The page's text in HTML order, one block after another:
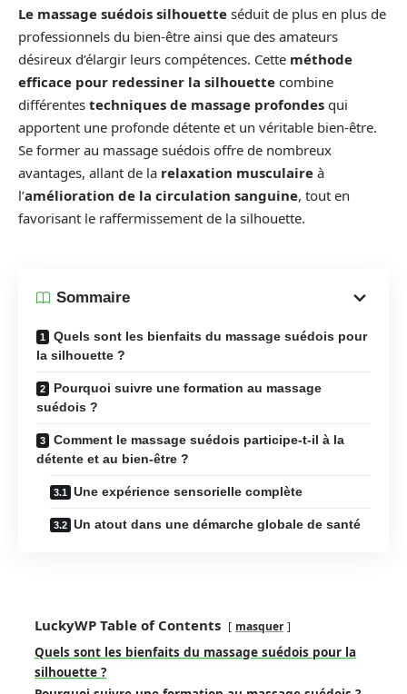
Le massage suédois silhouette séduit de plus en plus de
professionnels du bien-être ainsi que des amateurs
désireux d’élargir leurs compétences. Cette méthode
efficace pour redessiner la silhouette combine
différentes techniques de massage profondes qui
apportent une profonde détente et un véritable bien-être.
Se former au massage suédois offre de nombreux
avantages, allant de la relaxation musculaire à
l’amélioration de la circulation sanguine, tout en
favorisant le raffermissement de la silhouette.
Sommaire
Quels sont les bienfaits du massage suédois pour
la silhouette ?
Pourquoi suivre une formation au massage
suédois ?
Comment le massage suédois participe-t-il à la
détente et au bien-être ?
Une expérience sensorielle complète
Un atout dans une démarche globale de santé
LuckyWP Table of Contents masquer
Quels sont les bienfaits du massage suédois pour la
silhouette ?